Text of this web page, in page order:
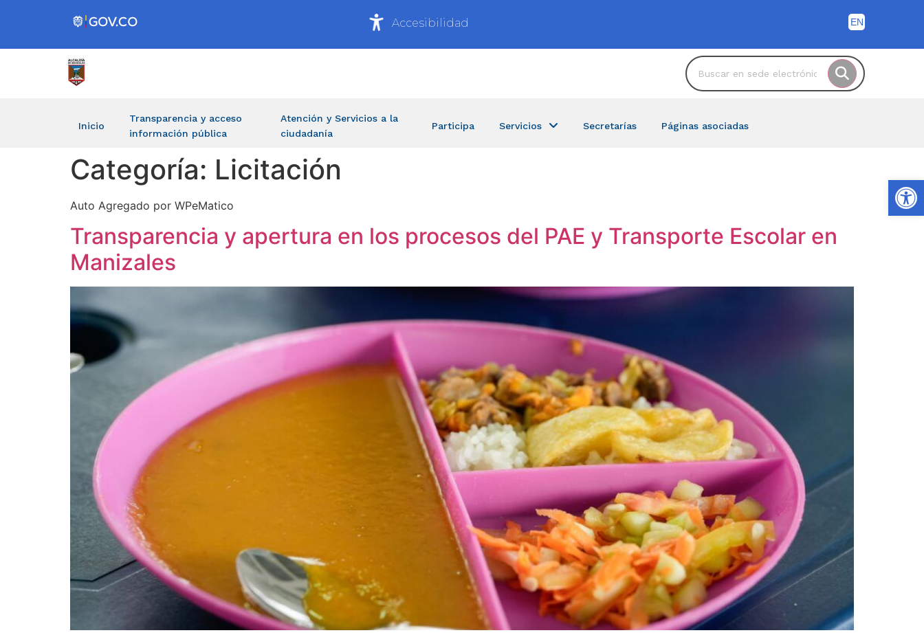
Accesibilidad
Inicio
Transparencia y acceso
información pública
Atención y Servicios a la
ciudadanía
Participa Servicios Secretarías Páginas asociadas
Categoría: Licitación
Auto Agregado por WPeMatico
Transparencia y apertura en los procesos del PAE y Transporte Escolar en
Manizales